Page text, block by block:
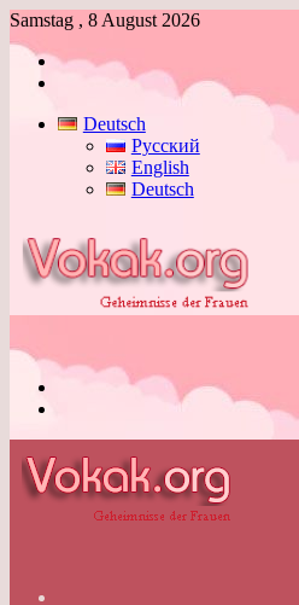
Samstag , 8 August 2026
Anmelden
Deutsch
Русский
English
Deutsch